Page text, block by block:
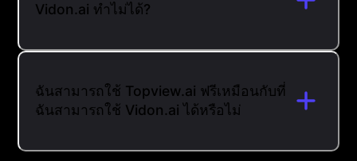
Vidon.ai ทำไม่ได้?
ฉันสามารถใช้ Topview.ai ฟรีเหมือนกับที่
ฉันสามารถใช้ Vidon.ai ได้หรือไม่